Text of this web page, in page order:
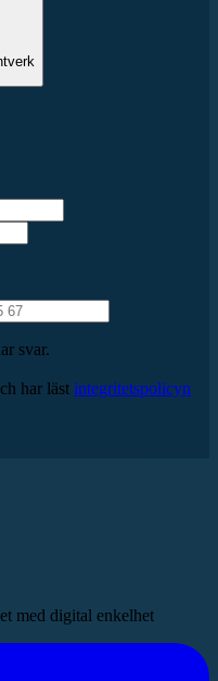
svar.
har läst integritetspolicyn
med digital enkelhet